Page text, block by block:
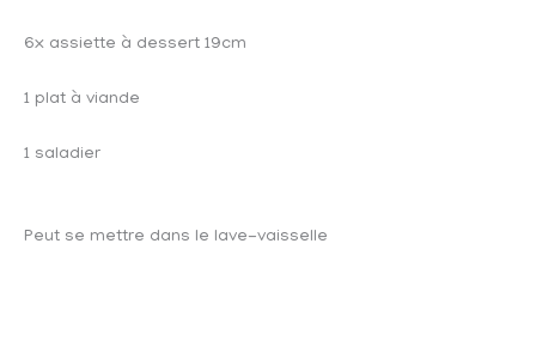
6x assiette à dessert 19cm
1 plat à viande
1 saladier
Peut se mettre dans le lave-vaisselle